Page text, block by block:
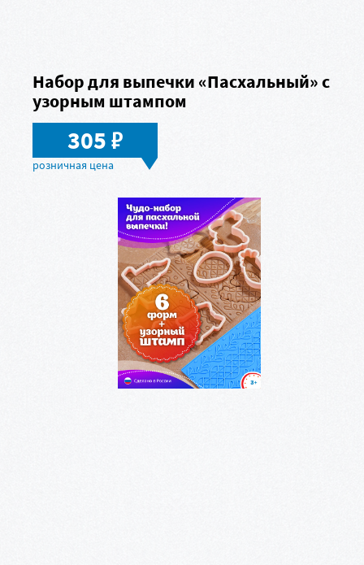
Набор для выпечки «Пасхальный» с
узорным штампом
305в